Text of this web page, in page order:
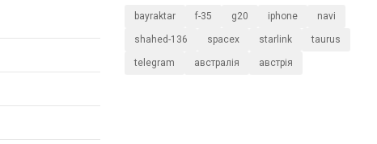
bayraktar f-35 g20 iphone navi
shahed-136 spacex starlink taurus
telegram австралія австрія